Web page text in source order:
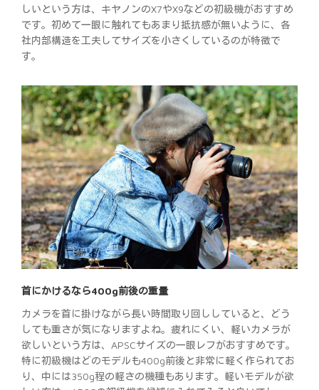
しいという方は、キヤノンのX7やX9などの初級機がおすすめ
です。初めて一眼に触れてもあまり抵抗感が無いように、各
社内部構造を工夫してサイズを小さくしているのが特徴で
す。
首にかけるなら400g前後の重量
カメラを首に掛けながら長い時間取り回ししていると、どう
しても重さが気になりますよね。疲れにくい、軽いカメラが
欲しいという方は、APSCサイズの一眼レフがおすすめです。
特に初級機はどのモデルも400g前後と非常に軽く作られてお
り、中には350g程の軽さの機種もあります。軽いモデルが欲